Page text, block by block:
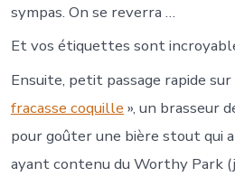
sympas. On se reverra …
Et vos étiquettes sont
Ensuite, petit passage rapide
fracasse coquille », un brasseur
pour goûter une bière stout qui
ayant contenu du Worthy Park